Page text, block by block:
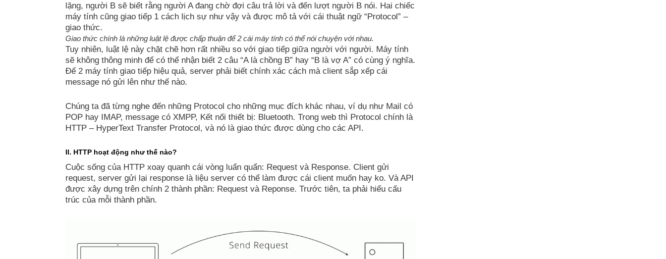
lặng, người B sẽ biết rằng người A đang chờ đợi câu trả lời và đến lượt người B nói. Hai chiếc
máy tính cũng giao tiếp 1 cách lịch sự như vậy và được mô tả với cái thuật ngữ “Protocol” –
giao thức.
Giao thức chính là những luật lệ được chấp thuận để 2 cái máy tính có thể nói chuyện với nhau.
Tuy nhiên, luật lệ này chặt chẽ hơn rất nhiều so với giao tiếp giữa người với người. Máy tính
sẽ không thông minh để có thể nhận biết 2 câu “A là chồng B” hay “B là vợ A” có cùng ý nghĩa.
Để 2 máy tính giao tiếp hiệu quả, server phải biết chính xác cách mà client sắp xếp cái
message nó gửi lên như thế nào.
Chúng ta đã từng nghe đến những Protocol cho những mục đích khác nhau, ví dụ như Mail có
POP hay IMAP, message có XMPP, Kết nối thiết bị: Bluetooth. Trong web thì Protocol chính là
HTTP – HyperText Transfer Protocol, và nó là giao thức được dùng cho các API.
II. HTTP hoạt động như thế nào?
Cuộc sống của HTTP xoay quanh cái vòng luẩn quẩn: Request và Response. Client gửi
request, server gửi lại response là liệu server có thể làm được cái client muốn hay ko. Và API
được xây dựng trên chính 2 thành phần: Request và Reponse. Trước tiên, ta phải hiểu cấu
trúc của mỗi thành phần.